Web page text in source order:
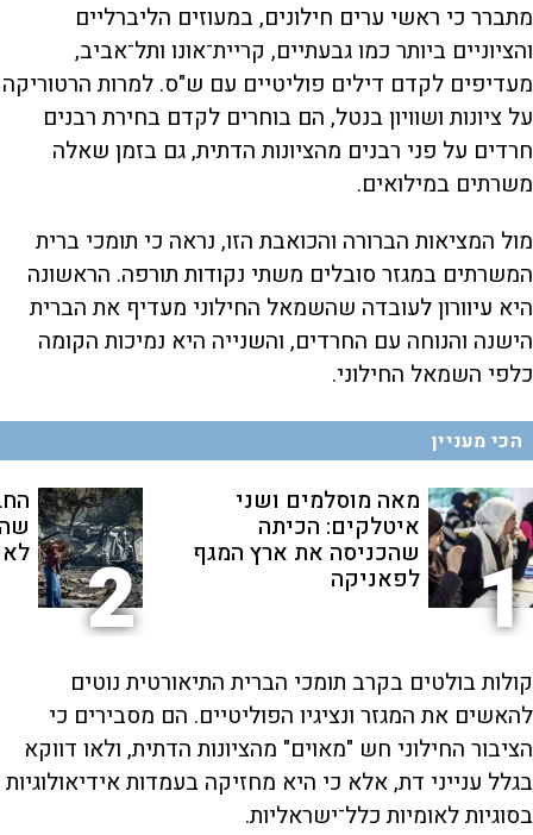
מתברר כי ראשי ערים חילונים, במעוזים הליברליים
והציוניים ביותר כמו גבעתיים, קריית־אונו ותל־אביב,
מעדיפים לקדם דילים פוליטיים עם ש"ס. למרות הרטוריקה
על ציונות ושוויון בנטל, הם בוחרים לקדם בחירת רבנים
חרדים על פני רבנים מהציונות הדתית, גם בזמן שאלה
משרתים במילואים.
מול המציאות הברורה והכואבת הזו, נראה כי תומכי ברית
המשרתים במגזר סובלים משתי נקודות תורפה. הראשונה
היא עיוורון לעובדה שהשמאל החילוני מעדיף את הברית
הישנה והנוחה עם החרדים, והשנייה היא נמיכות הקומה
כלפי השמאל החילוני.
הכי מעניין
1
מאה מוסלמים ושני
איטלקים: הכיתה
שהכניסה את ארץ המגף
לפאניקה 2
קולות בולטים בקרב תומכי הברית התיאורטית נוטים
להאשים את המגזר ונציגיו הפוליטיים. הם מסבירים כי
הציבור החילוני חש "מאוים" מהציונות הדתית, ולאו דווקא
בגלל ענייני דת, אלא כי היא מחזיקה בעמדות אידיאולוגיות
בסוגיות לאומיות כלל־ישראליות.